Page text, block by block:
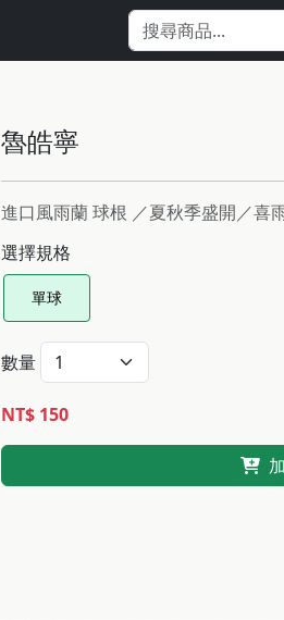
魯皓寧
進口風雨蘭 球根 ／夏秋季盛開／喜
選擇規格
單球
數量
NT$ 150